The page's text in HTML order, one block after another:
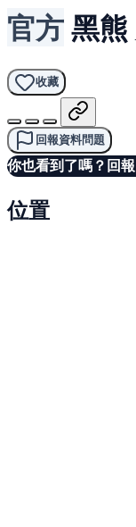
官方黑熊
收藏
回報資料問題
你也看到了嗎？回報
位置